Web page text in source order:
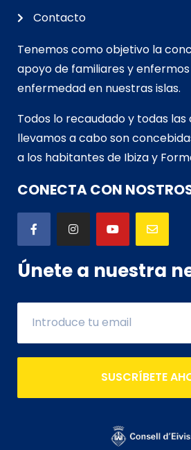
Contacto
Tenemos como objetivo la
apoyo de familiares y
enfermedad en nuestras islas.
Todos lo recaudado y todas
llevamos a cabo son
a los habitantes de Ibiza y
CONECTA CON
Únete a nuestra
SUSCRÍBETE